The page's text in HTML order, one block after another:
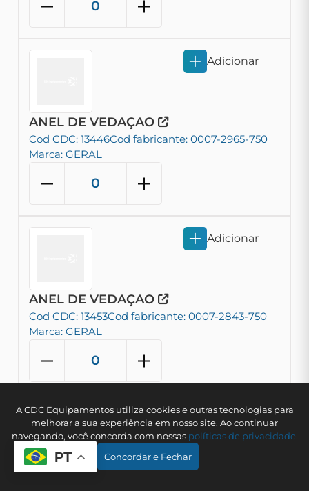
PT
ANEL DE VEDAÇAO
Cod CDC: 13446Cod fabricante: 0007-2965-750
Marca: GERAL
Adicionar
ANEL DE VEDAÇAO
Cod CDC: 13453Cod fabricante: 0007-2843-750
Marca: GERAL
Adicionar
ANEL DE VEDAÇÃO
Adicionar
A CDC Equipamentos utiliza cookies e outras tecnologias para
melhorar a sua experiência em nosso site. Ao continuar
navegando, você concorda com nossas polí­ticas de privacidade.
Concordar e Fechar